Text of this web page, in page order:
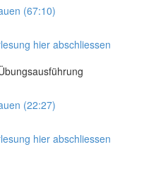
(67:10)
hier abschliessen
(22:27)
hier abschliessen